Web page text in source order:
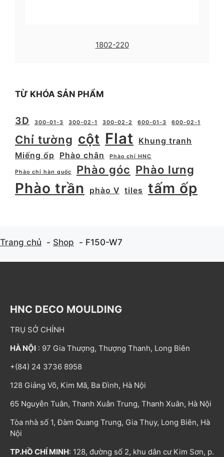
1802-220
TỪ KHÓA SẢN PHẨM
3D 300-01-3 300-02-1 300-02-2 600-01-3 600-02-1
Chỉ tường cột Flat
Khung tranh
Miếng ốp
Phào chân Phào chỉ HNC
Phào chỉ hàn quốc Phào góc Phào lưng
Phào trần phào V tiles tấm ốp
Trang chủ Shop F150-W7
HNC DECO MOULDING
TRỤ SỞ CHÍNH
HÀ NỘI : 97 Gia Thượng, Thượng Thanh, Long Biên
+(84) 24 3736 8958
128 Giảng Võ, Kim Mã, Ba Đình, Hà Nội
65 Nguyễn Tuân, Thanh Xuân Trung, Thanh Xuân, Hà Nội
Tòa nhà số 1, Đàm Quang Trung, Gia Thụy, Long Biên, Hà
Nội
TP.HỒ CHÍ MINH: 128, đường số 2, khu dân cư Kim Sơn, p.